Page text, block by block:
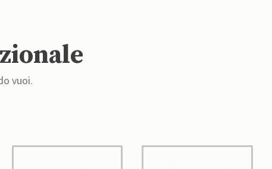
vuoi.